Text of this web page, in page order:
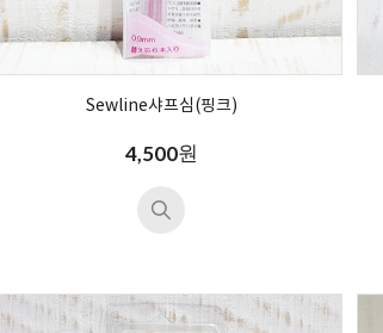
Sewline샤프심(핑크)
4,500원